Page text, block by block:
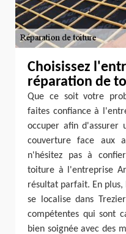
Choisissez
réparation de
Que ce soit votre
faites confiance à
occuper afin d'assurer
couverture face aux
n'hésitez pas à
toiture à l'entreprise
résultat parfait. En
se localise dans
compétentes qui sont
bien soignée avec des